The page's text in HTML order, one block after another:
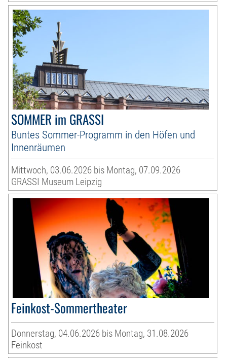
SOMMER im GRASSI
Buntes Sommer-Programm in den Höfen und
Innenräumen
Mittwoch, 03.06.2026 bis Montag, 07.09.2026
GRASSI Museum Leipzig
Feinkost-Sommertheater
Donnerstag, 04.06.2026 bis Montag, 31.08.2026
Feinkost